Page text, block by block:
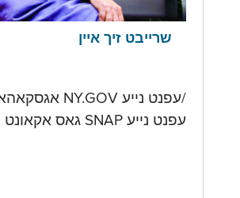
שרייבט זיך איין
/עפנט נייע NY.GOV אגסקאהאל
עפנט נייע SNAP גאס אקאונט